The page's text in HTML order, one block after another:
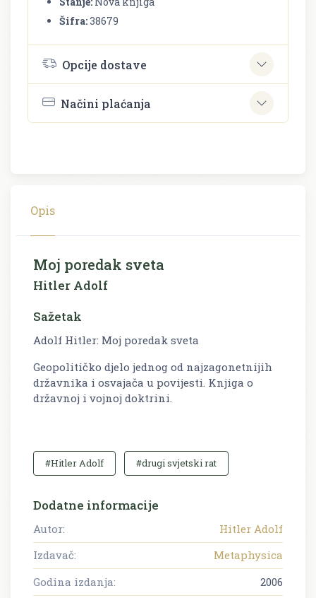
Šifra:38679
Opcije dostave
Načini plaćanja
Opis
Moj poredak sveta
Hitler Adolf
Sažetak
Adolf Hitler: Moj poredak sveta
Geopolitičko djelo jednog od najzagonetnijih
državnika i osvajača u povijesti. Knjiga o
državnoj i vojnoj doktrini.
#Hitler Adolf #drugi svjetski rat
Dodatne informacije
Autor:
Hitler Adolf
Izdavač:
Metaphysica
Godina izdanja:
2006